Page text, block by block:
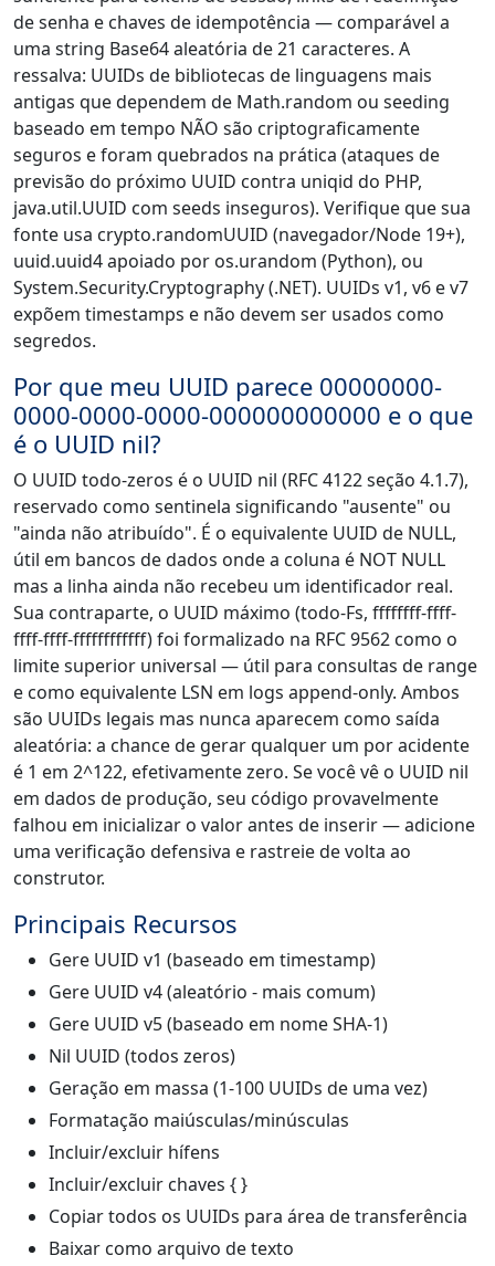
de senha e chaves de idempotência — comparável a
uma string Base64 aleatória de 21 caracteres. A
ressalva: UUIDs de bibliotecas de linguagens mais
antigas que dependem de Math.random ou seeding
baseado em tempo NÃO são criptograficamente
seguros e foram quebrados na prática (ataques de
previsão do próximo UUID contra uniqid do PHP,
java.util.UUID com seeds inseguros). Verifique que sua
fonte usa crypto.randomUUID (navegador/Node 19+),
uuid.uuid4 apoiado por os.urandom (Python), ou
System.Security.Cryptography (.NET). UUIDs v1, v6 e v7
expõem timestamps e não devem ser usados como
segredos.
Por que meu UUID parece 00000000-
0000-0000-0000-000000000000 e o que
é o UUID nil?
O UUID todo-zeros é o UUID nil (RFC 4122 seção 4.1.7),
reservado como sentinela significando "ausente" ou
"ainda não atribuído". É o equivalente UUID de NULL,
útil em bancos de dados onde a coluna é NOT NULL
mas a linha ainda não recebeu um identificador real.
Sua contraparte, o UUID máximo (todo-Fs, ffffffff-ffff-
ffff-ffff-ffffffffffff) foi formalizado na RFC 9562 como o
limite superior universal — útil para consultas de range
e como equivalente LSN em logs append-only. Ambos
são UUIDs legais mas nunca aparecem como saída
aleatória: a chance de gerar qualquer um por acidente
é 1 em 2^122, efetivamente zero. Se você vê o UUID nil
em dados de produção, seu código provavelmente
falhou em inicializar o valor antes de inserir — adicione
uma verificação defensiva e rastreie de volta ao
construtor.
Principais Recursos
Gere UUID v1 (baseado em timestamp)
Gere UUID v4 (aleatório - mais comum)
Gere UUID v5 (baseado em nome SHA-1)
Nil UUID (todos zeros)
Geração em massa (1-100 UUIDs de uma vez)
Formatação maiúsculas/minúsculas
Incluir/excluir hífens
Incluir/excluir chaves { }
Copiar todos os UUIDs para área de transferência
Baixar como arquivo de texto